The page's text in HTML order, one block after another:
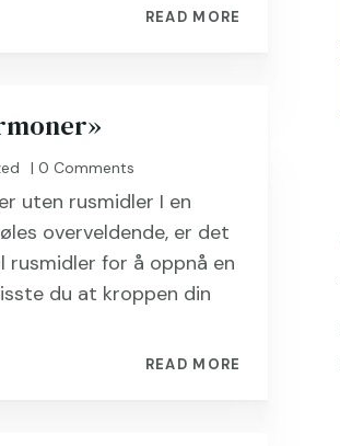
READ MORE
| 0 Comments
uten rusmidler I en
overveldende, er det
for å oppnå en
du at kroppen din
READ MORE